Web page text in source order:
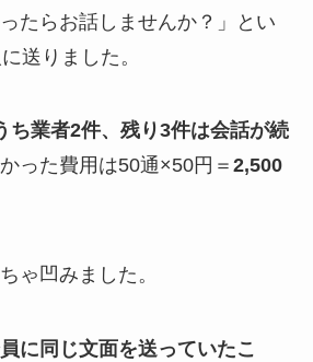
たらお話しませんか？」とい
送りました。
ち業者2件、残り3件は会話が続
った費用は50通×50円＝ 2,500
ゃ凹みました。
に同じ文面を送っていたこ